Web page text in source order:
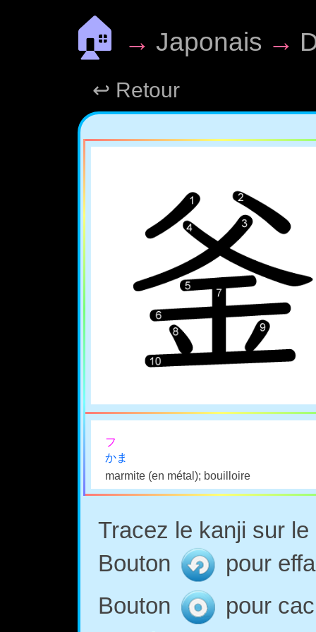
🏠 → Japonais →
↩ Retour
フ
かま
marmite (en métal); bouilloire
Tracez le kanji sur
Bouton
pour
Bouton
pour